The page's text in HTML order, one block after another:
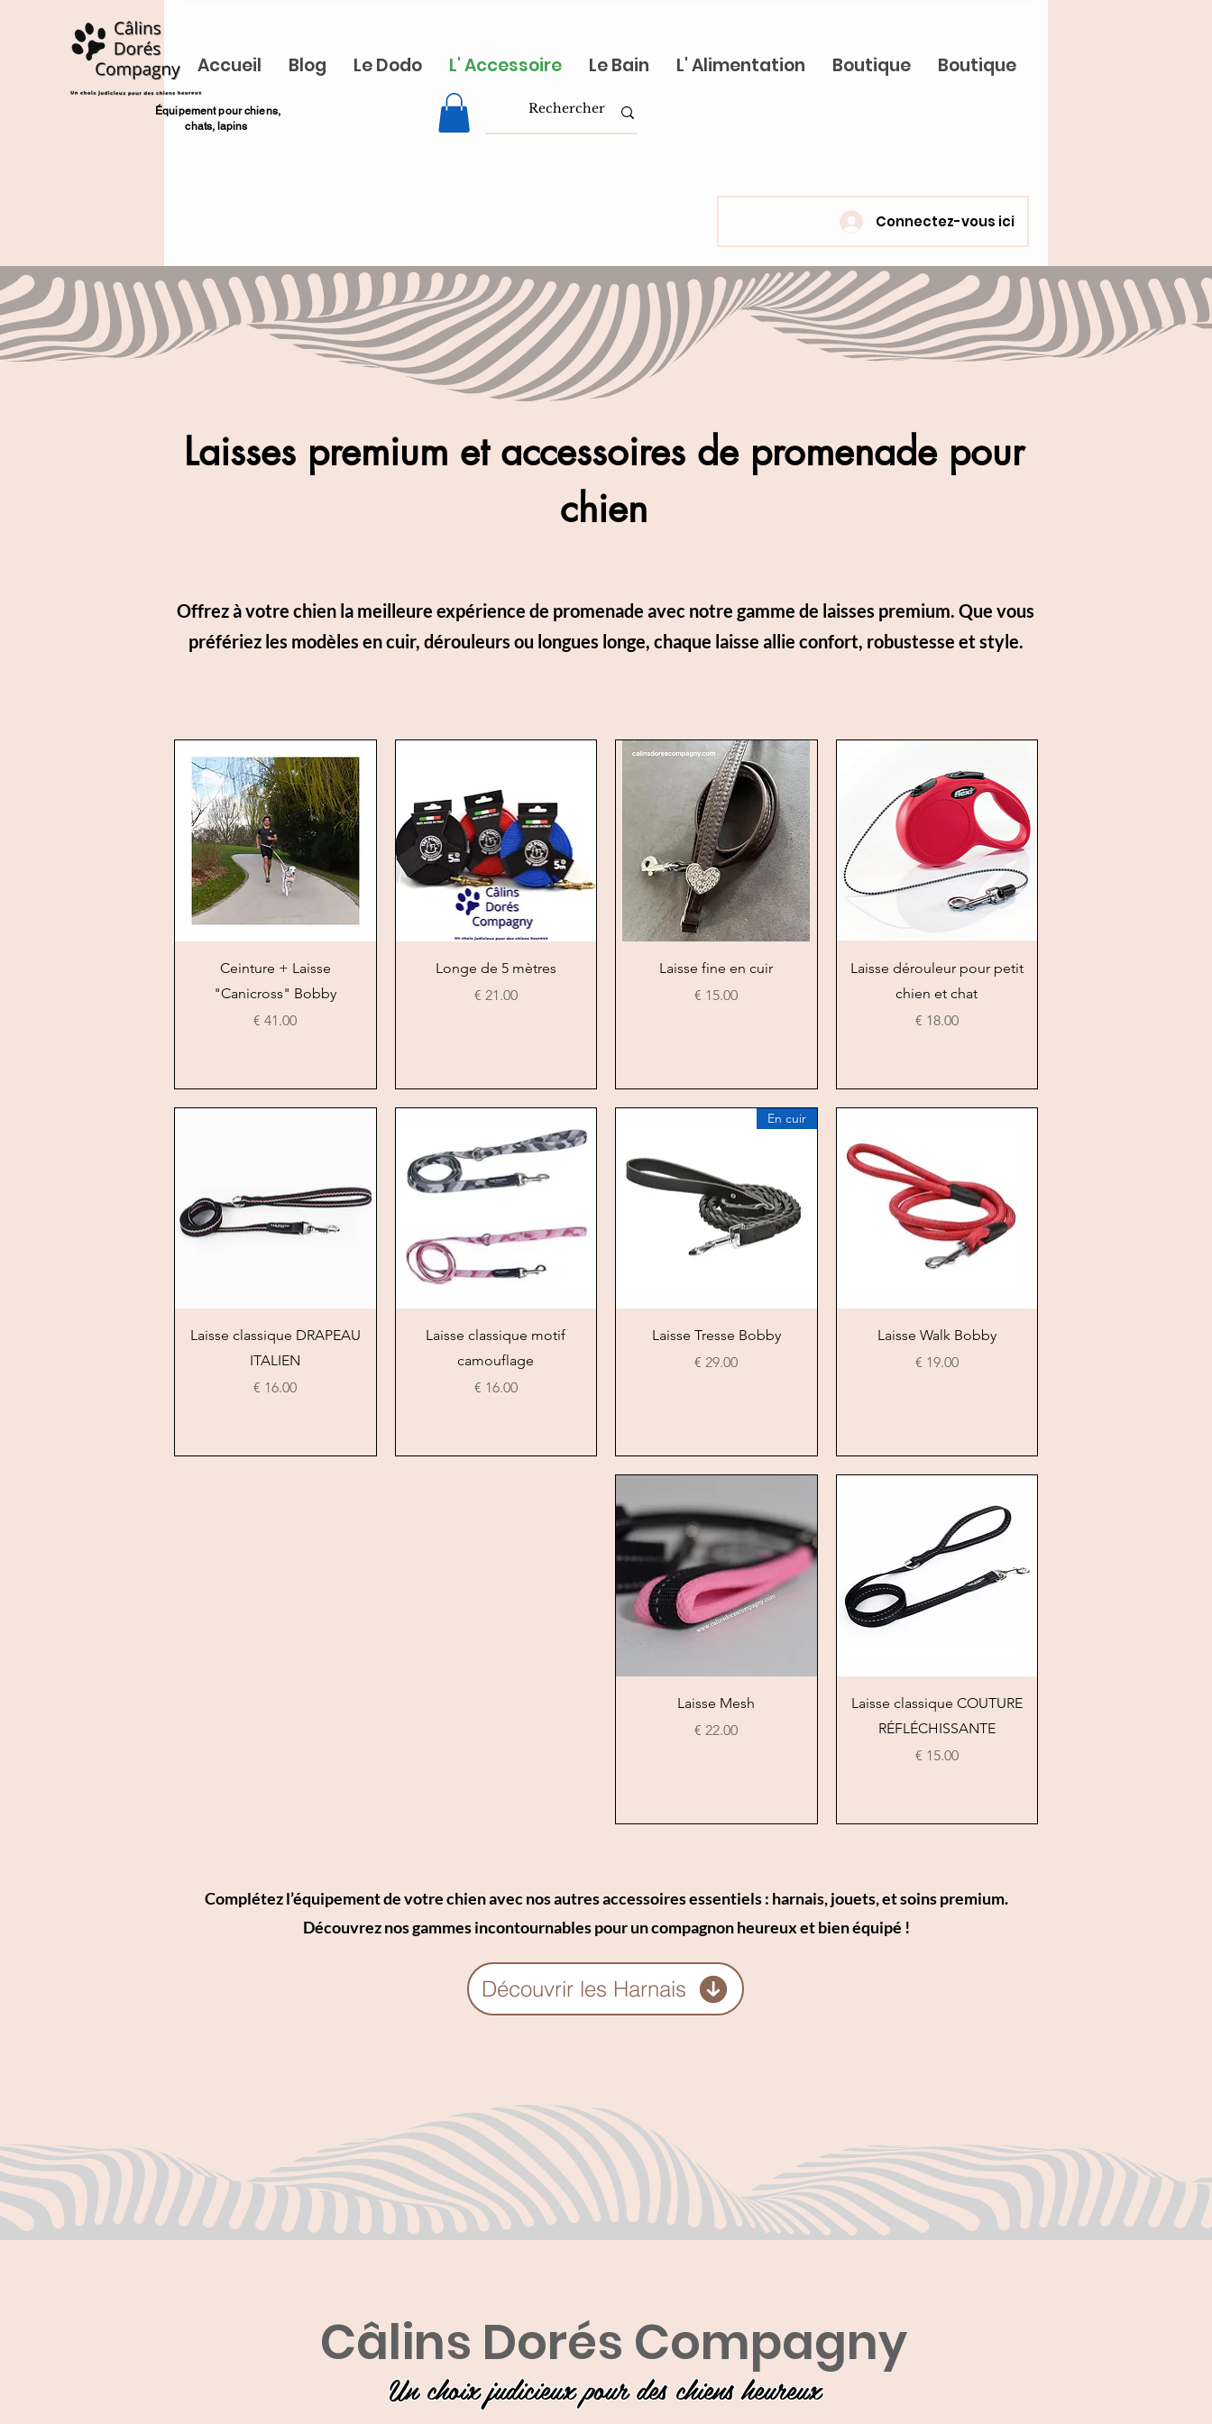
Accueil Blog Le Dodo L' Accessoire Le Bain L' Alimentation Boutique Boutique
​Équipement pour chiens,
chats, lapins
Connectez-vous ici
Laisses premium et accessoires de promenade pour
chien
Offrez à votre chien la meilleure expérience de promenade avec notre gamme de laisses premium. Que vous
préfériez les modèles en cuir, dérouleurs ou longues longe, chaque laisse allie confort, robustesse et style.
العرض السريع
Laisse dérouleur pour petit
chien et chat
السعر‏18.00 €
العرض السريع
Laisse fine en cuir
السعر
العرض السريع
Longe de 5 mètres
السعر‏21.00 €
العرض السريع
Ceinture + Laisse
"Canicross" Bobby
السعر
العرض السريع
Laisse Walk Bobby
السعر‏19.00 €
العرض السريع
En cuir
Laisse Tresse Bobby
السعر
العرض السريع
Laisse classique motif
camouflage
السعر‏16.00 €
العرض السريع
Laisse classique DRAPEAU
ITALIEN
السعر
العرض السريع
Laisse classique COUTURE
RÉFLÉCHISSANTE
السعر‏15.00 €
العرض السريع
Laisse Mesh
السعر
Complétez l’équipement de votre chien avec nos autres accessoires essentiels : harnais, jouets, et soins premium.
Découvrez nos gammes incontournables pour un compagnon heureux et bien équipé !
Découvrir les Harnais
Câlins Dorés Compagny
Un choix judicieux pour des chiens heureux